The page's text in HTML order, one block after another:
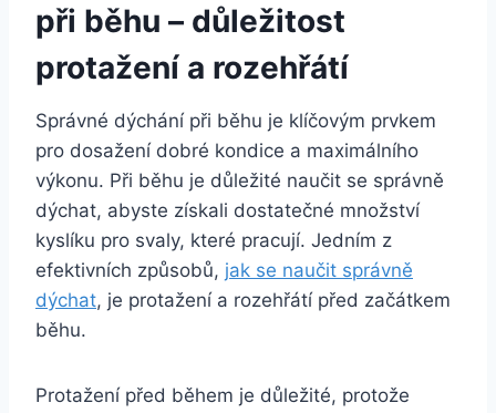
při běhu – důležitost
protažení a rozehřátí
Správné dýchání při běhu je klíčovým prvkem
pro dosažení dobré kondice a maximálního
výkonu. Při běhu je důležité naučit se správně
dýchat, abyste získali dostatečné množství
kyslíku pro svaly, které pracují. Jedním z
efektivních způsobů, jak se naučit správně
dýchat, je protažení a rozehřátí před začátkem
běhu.
Protažení před během je důležité, protože